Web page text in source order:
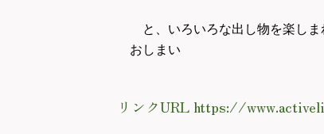
と、いろいろな出し物を楽しま
おしまい
リンクURL https://